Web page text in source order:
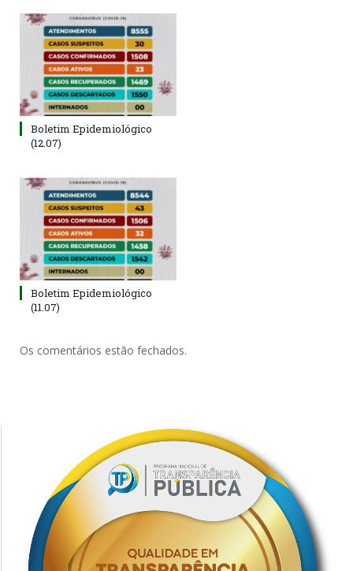
Boletim Epidemiológico
(12.07)
Boletim Epidemiológico
(11.07)
Os comentários estão fechados.